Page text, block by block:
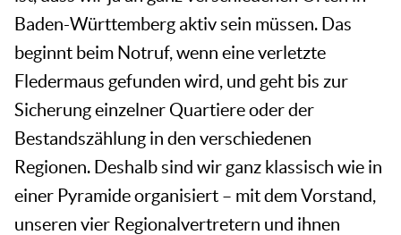
Baden-Württemberg aktiv sein müssen. Das
beginnt beim Notruf, wenn eine verletzte
Fledermaus gefunden wird, und geht bis zur
Sicherung einzelner Quartiere oder der
Bestandszählung in den verschiedenen
Regionen. Deshalb sind wir ganz klassisch wie in
einer Pyramide organisiert – mit dem Vorstand,
unseren vier Regionalvertretern und ihnen